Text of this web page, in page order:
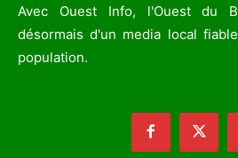
Avec Ouest Info, l'Ouest du
désormais d'un media local
population.